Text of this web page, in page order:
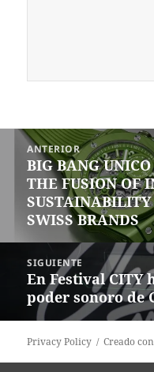
Navegación
entradas
ANTERIOR
Entrada
anterior:
BIG BANG
THE FUSION OF
SWISS BRANDS
SIGUIENTE
Siguiente
entrada:
En Festival CITY
poder sonoro de
Privacy Policy Creado